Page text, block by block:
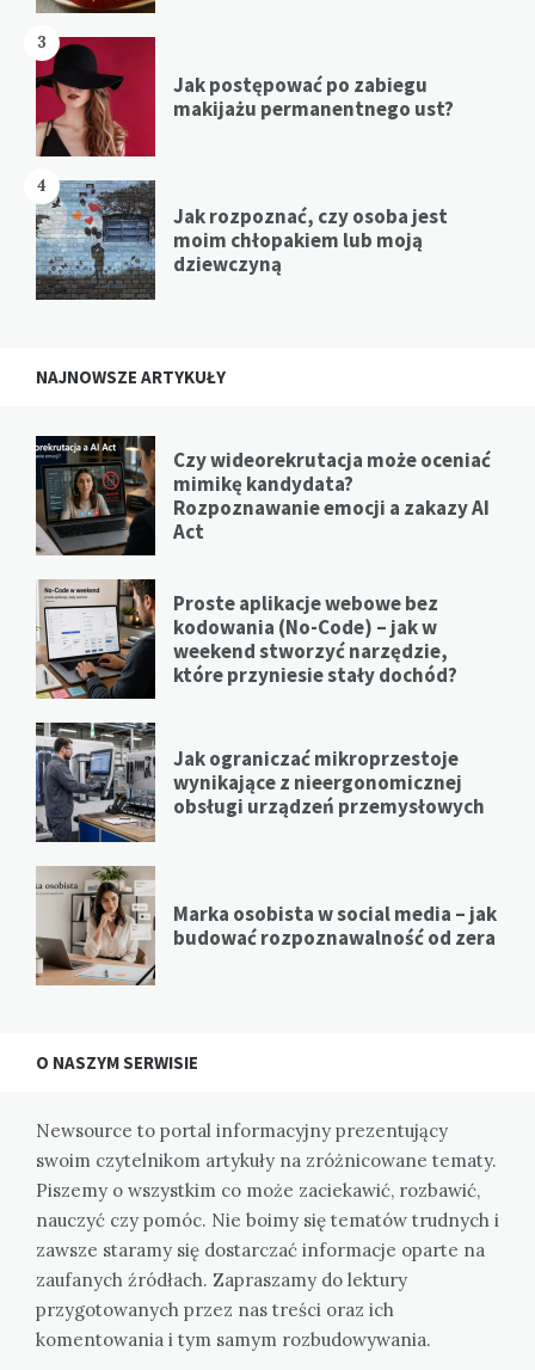
3
Jak postępować po zabiegu
makijażu permanentnego ust?
4
Jak rozpoznać, czy osoba jest
moim chłopakiem lub moją
dziewczyną
NAJNOWSZE ARTYKUŁY
Czy wideorekrutacja może oceniać
mimikę kandydata?
Rozpoznawanie emocji a zakazy AI
Act
Proste aplikacje webowe bez
kodowania (No-Code) – jak w
weekend stworzyć narzędzie,
które przyniesie stały dochód?
Jak ograniczać mikroprzestoje
wynikające z nieergonomicznej
obsługi urządzeń przemysłowych
Marka osobista w social media – jak
budować rozpoznawalność od zera
O NASZYM SERWISIE
Newsource to portal informacyjny prezentujący
swoim czytelnikom artykuły na zróżnicowane tematy.
Piszemy o wszystkim co może zaciekawić, rozbawić,
nauczyć czy pomóc. Nie boimy się tematów trudnych i
zawsze staramy się dostarczać informacje oparte na
zaufanych źródłach. Zapraszamy do lektury
przygotowanych przez nas treści oraz ich
komentowania i tym samym rozbudowywania.